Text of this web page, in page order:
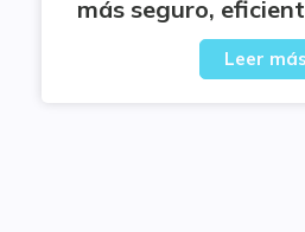
más seguro,
Leer más